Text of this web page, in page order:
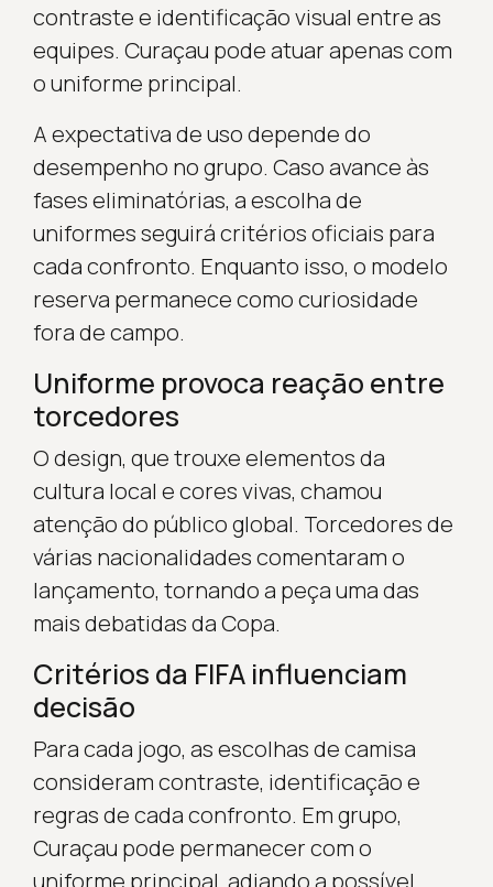
contraste e identificação visual entre as
equipes. Curaçau pode atuar apenas com
o uniforme principal.
A expectativa de uso depende do
desempenho no grupo. Caso avance às
fases eliminatórias, a escolha de
uniformes seguirá critérios oficiais para
cada confronto. Enquanto isso, o modelo
reserva permanece como curiosidade
fora de campo.
Uniforme provoca reação entre
torcedores
O design, que trouxe elementos da
cultura local e cores vivas, chamou
atenção do público global. Torcedores de
várias nacionalidades comentaram o
lançamento, tornando a peça uma das
mais debatidas da Copa.
Critérios da FIFA influenciam
decisão
Para cada jogo, as escolhas de camisa
consideram contraste, identificação e
regras de cada confronto. Em grupo,
Curaçau pode permanecer com o
uniforme principal, adiando a possível